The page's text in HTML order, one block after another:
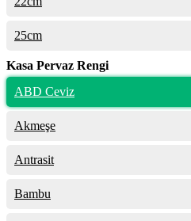
25cm
Kasa Pervaz Rengi
ABD Ceviz
Akmeşe
Antrasit
Bambu